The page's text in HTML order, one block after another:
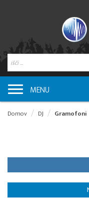
MENU
Domov DJ Gramofoni